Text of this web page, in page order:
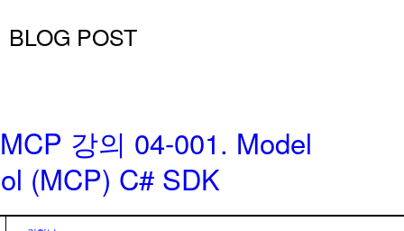
BLOG POST
강의 04-001. Model
(MCP) C# SDK